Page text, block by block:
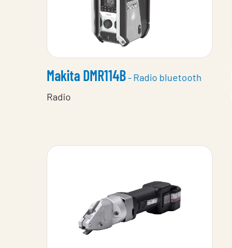
Makita DMR114B- Radio bluetooth
Radio